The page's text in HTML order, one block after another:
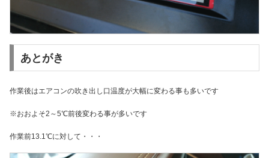
あとがき
作業後はエアコンの吹き出し口温度が大幅に変わる事も多いです
※おおよそ2～5℃前後変わる事が多いです
作業前13.1℃に対して・・・